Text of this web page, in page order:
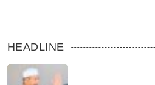
HEADLINE